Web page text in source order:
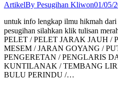
ArtikelBy Pesugihan Kliwon01/05/
untuk info lengkap ilmu hikmah
pesugihan silahkan klik tulisan
PELET / PELET JARAK JAUH /
MESEM / JARAN GOYANG /
PENGERETAN / PENGLARIS
KUNTILANAK / TEMBANG
BULU PERINDU /…